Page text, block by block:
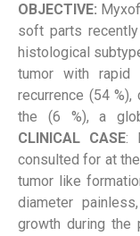
OBJECTIVE:
soft parts
histological
tumor with rapid
recurrence (54
the (6 %), a
CLINICAL CASE:
consulted for at
tumor like
diameter
growth during the